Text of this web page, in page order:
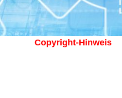
Copyright-Hinweis